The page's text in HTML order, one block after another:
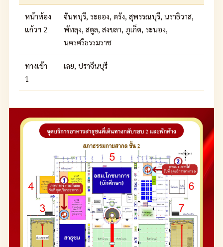
หน้าห้อง
แก้วฯ 2
จันทบุรี, ระยอง, ตรัง, สุพรรณบุรี, นราธิวาส,
พัทลุง, สตูล, สงขลา, ภูเก็ต, ระนอง,
นครศรีธรรมราช
ทางเข้า
1
เลย, ปราจีนบุรี